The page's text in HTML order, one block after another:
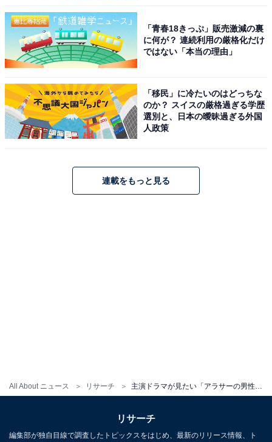
All About ニュース リサーチ
「青春18きっぷ」販売激減の裏
に何が？ 連続利用の厳格化だけ
ではない「本当の理由」
「移民」に冷たいのはどっちな
のか？ スイスの厳格過ぎる学歴
選別と、日本の曖昧過ぎる外国
人政策
連載をもっと見る
リサーチ
編集部が独自目線で調査したトピックスをはじめ、最新のリリース情報、ト